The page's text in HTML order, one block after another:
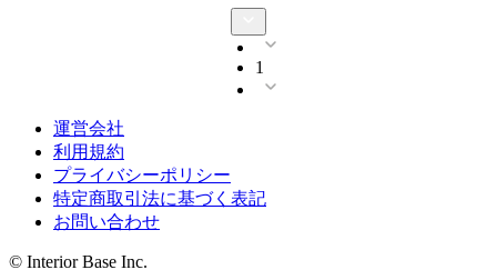
1
運営会社
利用規約
プライバシーポリシー
特定商取引法に基づく表記
お問い合わせ
© Interior Base Inc.